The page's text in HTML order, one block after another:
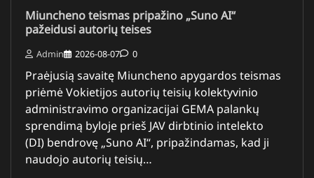
Miuncheno teismas pripažino „Suno AI“
pažeidusi autorių teises
Admin 2026-08-07 0
Praėjusią savaitę Miuncheno apygardos teismas
priėmė Vokietijos autorių teisių kolektyvinio
administravimo organizacijai GEMA palankų
sprendimą byloje prieš JAV dirbtinio intelekto
(DI) bendrovę „Suno AI“, pripažindamas, kad ji
naudojo autorių teisių…